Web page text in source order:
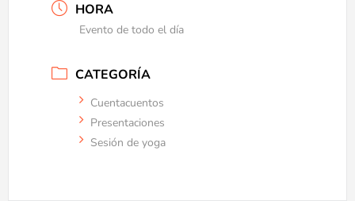
HORA
Evento de todo el día
CATEGORÍA
Cuentacuentos
Presentaciones
Sesión de yoga